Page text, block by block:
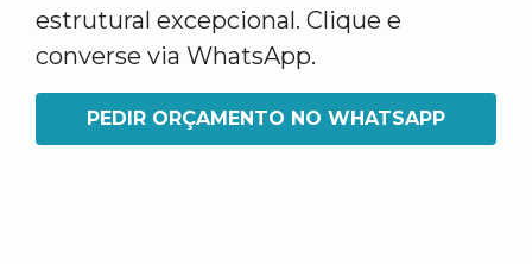
estrutural excepcional. Clique e
converse via WhatsApp.
PEDIR ORÇAMENTO NO WHATSAPP